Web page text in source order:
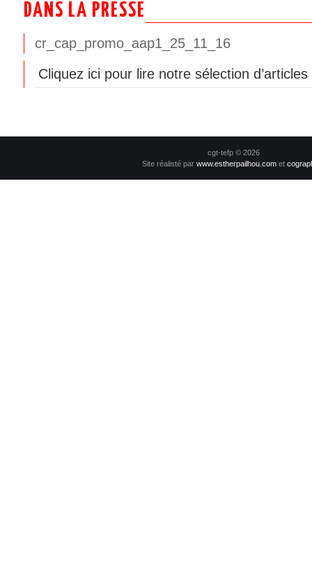
DANS LA PRESSE
cr_cap_promo_aap1_25_11_16
Cliquez ici pour lire notre sélection
cgt-tefp © 2026
Site réalisté parwww.estherpailhou.com et